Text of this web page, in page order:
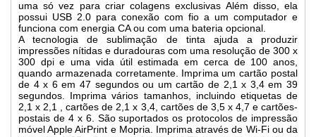
uma só vez para criar colagens exclusivas Além disso, ela
possui USB 2.0 para conexão com fio a um computador e
funciona com energia CA ou com uma bateria opcional.
A tecnologia de sublimação de tinta ajuda a produzir
impressões nítidas e duradouras com uma resolução de 300 x
300 dpi e uma vida útil estimada em cerca de 100 anos,
quando armazenada corretamente. Imprima um cartão postal
de 4 x 6 em 47 segundos ou um cartão de 2,1 x 3,4 em 39
segundos. Imprima vários tamanhos, incluindo etiquetas de
2,1 x 2,1 , cartões de 2,1 x 3,4, cartões de 3,5 x 4,7 e cartões-
postais de 4 x 6. São suportados os protocolos de impressão
móvel Apple AirPrint e Mopria. Imprima através de Wi-Fi ou da